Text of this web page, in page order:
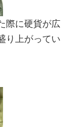
際に硬貨が広
り上がってい